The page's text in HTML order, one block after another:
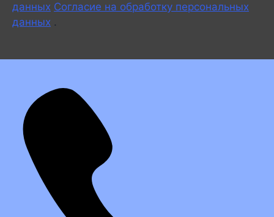
данных Согласие на обработку персональных
данных .